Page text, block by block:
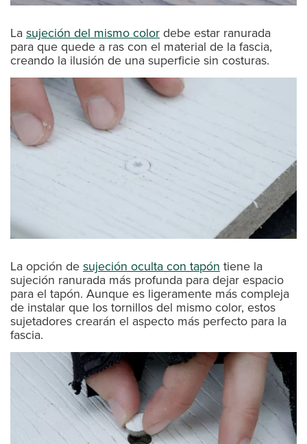
Lasujeción del mismo colordebe estar ranurada
para que quede a ras con el material de la fascia,
creando la ilusión de una superficie sin costuras.
La opción desujeción oculta con tapóntiene la
sujeción ranurada más profunda para dejar espacio
para el tapón. Aunque es ligeramente más compleja
de instalar que los tornillos del mismo color, estos
sujetadores crearán el aspecto más perfecto para la
fascia.